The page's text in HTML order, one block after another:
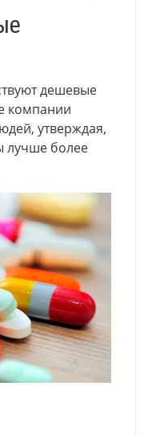
дешевые
компании
утверждая,
лучше более